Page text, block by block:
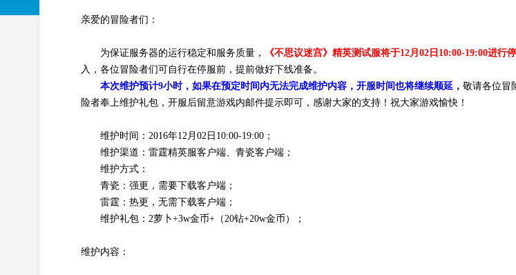
亲爱的冒险者们：
为保证服务器的运行稳定和服务质量， 《不思议迷宫》精英测试服将于12月02日10:00-19:00进行
入，各位冒险者们可自行在停服前，提前做好下线准备。
本次维护预计9小时，如果在预定时间内无法完成维护内容，开服时间也将继续顺延， 敬请各位冒
险者奉上维护礼包，开服后留意游戏内邮件提示即可，感谢大家的支持！祝大家游戏愉快！
维护时间：2016年12月02日10:00-19:00；
维护渠道：雷霆精英服客户端、青瓷客户端；
维护方式：
青瓷：强更，需要下载客户端；
雷霆：热更，无需下载客户端；
维护礼包：2萝卜+3w金币+（20钻+20w金币）；
维护内容：